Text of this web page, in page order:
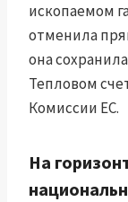
ископаемом
отменила
она
Тепловом
Комиссии ЕС.
На